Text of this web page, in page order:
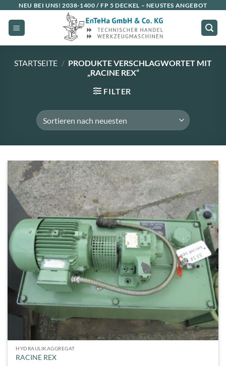
Inhalt
springen
NEU BEI UNS! 2038-1400 / FP 5 DECKEL – NEUSTES ANGEBOT
STARTSEITE / PRODUKTE VERSCHLAGWORTET MIT
„RACINE REX“
FILTER
HYDRAULIKAGGREGAT
RACINE REX